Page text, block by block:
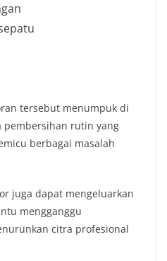
tersebut menumpuk di
pembersihan rutin yang
berbagai masalah
juga dapat mengeluarkan
mengganggu
citra profesional